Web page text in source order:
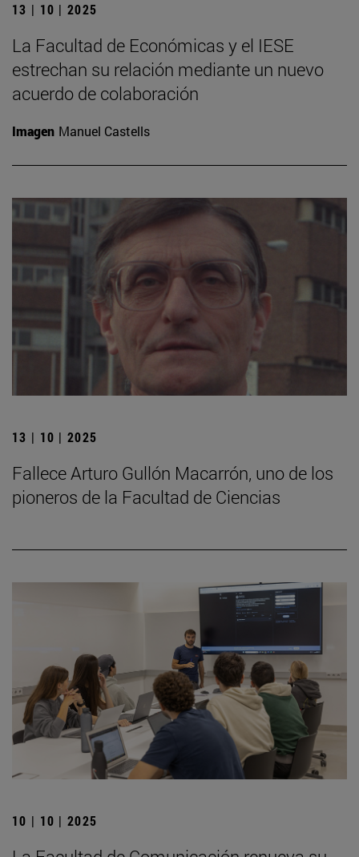
13 | 10 | 2025
La Facultad de Económicas y el IESE
estrechan su relación mediante un nuevo
acuerdo de colaboración
Imagen Manuel Castells
13 | 10 | 2025
Fallece Arturo Gullón Macarrón, uno de los
pioneros de la Facultad de Ciencias
10 | 10 | 2025